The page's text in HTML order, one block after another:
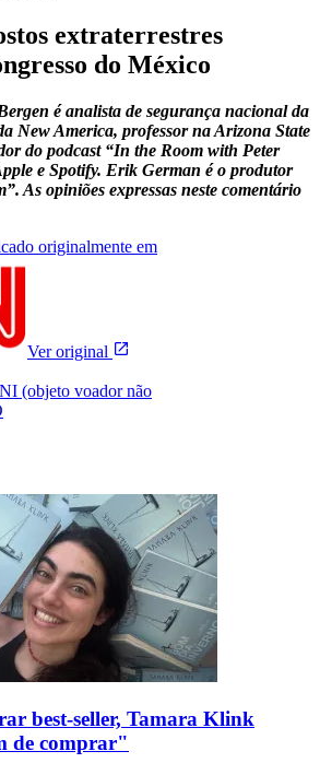
extraterrestres
do México
é analista de segurança nacional da
New America, professor na Arizona State
do podcast “In the Room with Peter
e Spotify. Erik German é o produtor
As opiniões expressas neste comentário
originalmente em
Ver original
(objeto voador não
best-seller, Tamara Klink
de comprar"